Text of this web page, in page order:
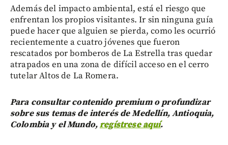
Además del impacto ambiental, está el riesgo que
enfrentan los propios visitantes. Ir sin ninguna guía
puede hacer que alguien se pierda, como les ocurrió
recientemente a cuatro jóvenes que fueron
rescatados por bomberos de La Estrella tras quedar
atrapados en una zona de difícil acceso en el cerro
tutelar Altos de La Romera.
Para consultar contenido premium o profundizar
sobre sus temas de interés de Medellín, Antioquia,
Colombia y el Mundo,regístrese aquí.